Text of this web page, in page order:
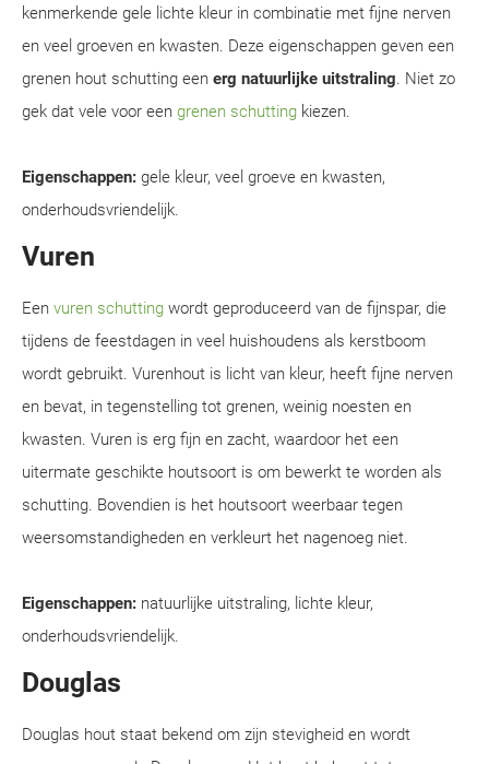
kenmerkende gele lichte kleur in combinatie met fijne nerven
en veel groeven en kwasten. Deze eigenschappen geven een
grenen hout schutting een erg natuurlijke uitstraling. Niet zo
gek dat vele voor een grenen schutting kiezen.
Eigenschappen: gele kleur, veel groeve en kwasten,
onderhoudsvriendelijk.
Vuren
Een vuren schutting wordt geproduceerd van de fijnspar, die
tijdens de feestdagen in veel huishoudens als kerstboom
wordt gebruikt. Vurenhout is licht van kleur, heeft fijne nerven
en bevat, in tegenstelling tot grenen, weinig noesten en
kwasten. Vuren is erg fijn en zacht, waardoor het een
uitermate geschikte houtsoort is om bewerkt te worden als
schutting. Bovendien is het houtsoort weerbaar tegen
weersomstandigheden en verkleurt het nagenoeg niet.
Eigenschappen: natuurlijke uitstraling, lichte kleur,
onderhoudsvriendelijk.
Douglas
Douglas hout staat bekend om zijn stevigheid en wordt